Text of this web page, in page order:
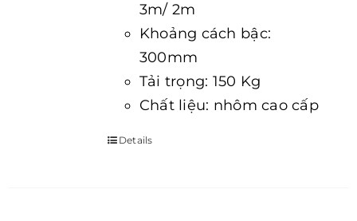
3m/ 2m
Khoảng cách bậc:
300mm
Tải trọng: 150 Kg
Chất liệu: nhôm cao cấp
Details